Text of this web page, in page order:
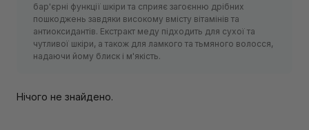
бар'єрні функції шкіри та сприяє загоєнню дрібних
пошкоджень завдяки високому вмісту вітамінів та
антиоксидантів. Екстракт меду підходить для сухої та
чутливої ​​шкіри, а також для ламкого та тьмяного волосся,
надаючи йому блиск і м'якість.
Нічого не знайдено.